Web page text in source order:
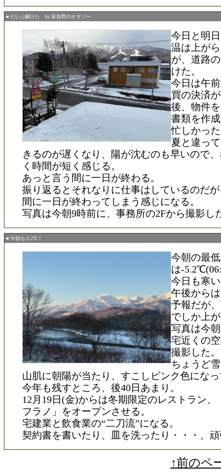
■ だいぶ解けた by 富良野のオダジー
今日と明
温は上が
が、道路
けた。
今日は午
買の決済
後、物件
書類を作
忙しかっ
夏と違っ
きるのが遅くなり、陽が沈むのも早いので
く時間が短く感じる。
あっと言う間に一日が終わる。
振り返るとそれなりに仕事はしているのだ
間に一日が終わってしまう感じになる。
写真は今朝9時前に、事務所の2Fから撮影し
■ 今朝も-5.2℃！
今朝の最
は-
今日も寒
午後から
予報だが
でしか上
写真は今
宅近くの
撮影した。
ちょうど
山肌に朝陽が当たり、すこしピンク色にな
今年も残すところ、後40日あまり。
12月19日(金)からは冬期限定のレストラン、
フラノ」をオープンさせる。
宅建業と飲食業の“二刀流”になる。
契約書を書いたり、皿を洗ったり・・・、
↑前のペ